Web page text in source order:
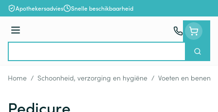
Ga naar de inhoud
Apothekersadvies Snelle beschikbaarheid
Menu
Zoek
Home / Schoonheid, verzorging en hygiëne / Voeten en benen
Pedicure